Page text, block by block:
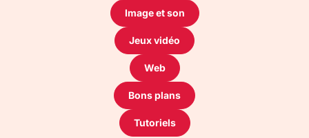
Image et son
Jeux vidéo
Web
Bons plans
Tutoriels